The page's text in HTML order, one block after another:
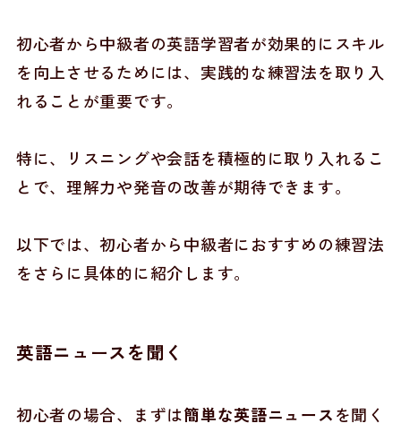
初心者から中級者の英語学習者が効果的にスキル
を向上させるためには、実践的な練習法を取り入
れることが重要です。
特に、リスニングや会話を積極的に取り入れるこ
とで、理解力や発音の改善が期待できます。
以下では、初心者から中級者におすすめの練習法
をさらに具体的に紹介します。
英語ニュースを聞く
初心者の場合、まずは簡単な英語ニュース を聞く